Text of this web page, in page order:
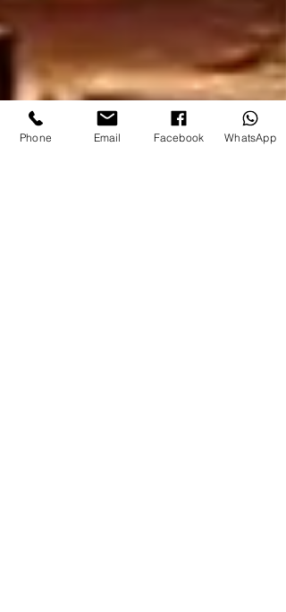
Phone Email Facebook WhatsApp